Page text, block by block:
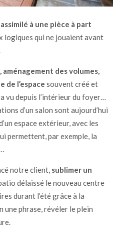
à une pièce à part
logiques qui ne jouaient avant
des volumes,
de l’espace souvent créé et
vu depuis l’intérieur du foyer…
d’un salon sont aujourd’hui
espace extérieur, avec les
permettent, par exemple, la
notre client, sublimer un
délaissé le nouveau centre
durant l’été grâce à la
une phrase, révéler le plein